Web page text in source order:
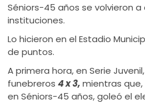
Séniors-45 años se volvieron
instituciones.
Lo hicieron en el Estadio
de puntos.
A primera hora, en Serie
funebreros4 x 3,mientras
en Séniors-45 años, goleó el